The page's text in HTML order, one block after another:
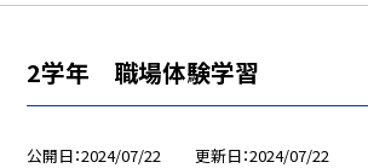
2学年 職場体験学習
公開日 2024/07/22 更新日 2024/07/22